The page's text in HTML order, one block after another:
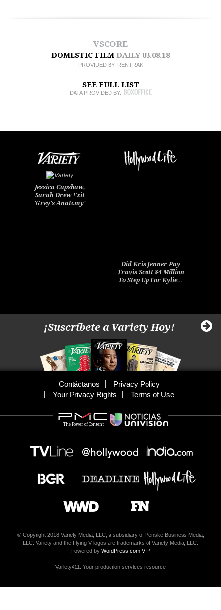
VSCORE
DOMESTIC FILM DAILY 03.08.18
PROVIDED BY: RENTRAK
SEE FULL LIST
DATA PROVIDED BY:
Jessica Capshaw,
Sarah Drew Exit
'Grey's Anatomy'
Did Kris Jenner Pay
Travis Scott $4 Million
To Step Up For Kylie…
¡Suscríbete a Variety Hoy!
Contáctanos
Privacy Policy
Your Privacy Rights
Terms of Use
The Power of Content
© Copyright 2018 Variety Media, LLC, a subsidiary of Penske Business Media,
LLC. Variety and the Flying V logos are trademarks of Variety Media, LLC.
Powered by WordPress.com VIP
Variety411: Your production services resource